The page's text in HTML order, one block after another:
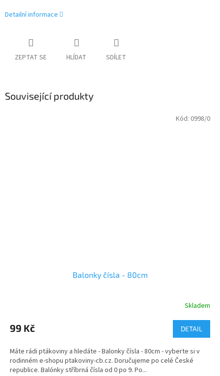
Detailní informace
ZEPTAT SE HLÍDAT SDÍLET
Související produkty
Balonky čísla - 80cm
Skladem
99 Kč DETAIL
Máte rádi ptákoviny a hledáte - Balonky čísla - 80cm - vyberte si v
rodinném e-shopu ptakoviny-cb.cz. Doručujeme po celé České
republice. Balónky stříbrná čísla od 0 po 9. Po...
Kód: 0998/0